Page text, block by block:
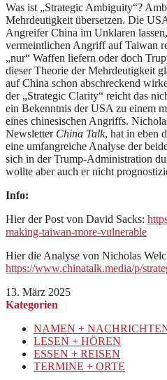
Was ist „Strategic Ambiguity“?
Mehrdeutigkeit übersetzen. Die
Angreifer China im Unklaren
vermeintlichen Angriff auf Taiwan
„nur“ Waffen liefern oder doch
dieser Theorie der Mehrdeutigkeit
auf China schon abschreckend
der „Strategic Clarity“ reicht das
ein Bekenntnis der USA zu einem
eines chinesischen Angriffs.
Newsletter China Talk, hat in eben
eine umfangreiche Analyse der
sich in der Trump-Administration
wollte aber auch er nicht
Info:
Hier der Post von David Sacks:
making-taiwan-more-vulnerable
Hier die Analyse von Nicholas
https://www.chinatalk.media/p/
13. März 2025
Kategorien
NAMEN +
LESEN + HÖREN
ESSEN + REISEN
TERMINE + ORTE